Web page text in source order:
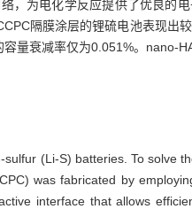
，为电化学反应提供了优良的
隔膜涂层的锂硫电池表现出
量衰减率仅为0.051%。nano-
(Li-S) batteries. To solve
was fabricated by
interface that allows